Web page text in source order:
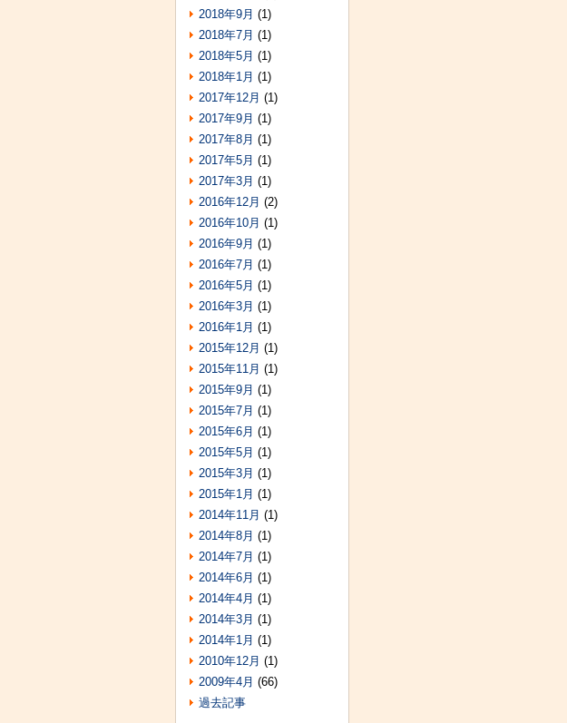
2018年9月 (1)
2018年7月 (1)
2018年5月 (1)
2018年1月 (1)
2017年12月 (1)
2017年9月 (1)
2017年8月 (1)
2017年5月 (1)
2017年3月 (1)
2016年12月 (2)
2016年10月 (1)
2016年9月 (1)
2016年7月 (1)
2016年5月 (1)
2016年3月 (1)
2016年1月 (1)
2015年12月 (1)
2015年11月 (1)
2015年9月 (1)
2015年7月 (1)
2015年6月 (1)
2015年5月 (1)
2015年3月 (1)
2015年1月 (1)
2014年11月 (1)
2014年8月 (1)
2014年7月 (1)
2014年6月 (1)
2014年4月 (1)
2014年3月 (1)
2014年1月 (1)
2010年12月 (1)
2009年4月 (66)
過去記事